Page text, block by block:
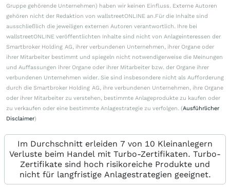
Gruppe gehörende Unternehmen) haben wir keinen Einfluss. Externe Autoren
gehören nicht der Redaktion von wallstreetONLINE an.Für die Inhalte sind
ausschließlich die jeweiligen externen Autoren verantwortlich. Ihre bei
wallstreetONLINE veröffentlichten Inhalte sind nicht von Anlageinteressen der
Smartbroker Holding AG, ihrer verbundenen Unternehmen, ihrer Organe oder
ihrer Mitarbeiter bestimmt und spiegeln nicht notwendigerweise die Meinungen
und Auffassungen ihrer Organe oder ihrer Mitarbeiter bzw. der Organe ihrer
verbundenen Unternehmen wider. Sie sind insbesondere nicht als Aufforderung
durch die Smartbroker Holding AG, ihre verbundenen Unternehmen, ihre Organe
oder ihrer Mitarbeiter zu verstehen, bestimmte Anlageprodukte zu kaufen oder
zu verkaufen oder eine bestimmte Anlagestrategie zu verfolgen. (Ausführlicher
Disclaimer)
Im Durchschnitt erleiden 7 von 10 Kleinanlegern
Verluste beim Handel mit Turbo-Zertifikaten. Turbo-
Zertifikate sind hoch risikoreiche Produkte und
nicht für langfristige Anlagestrategien geeignet.